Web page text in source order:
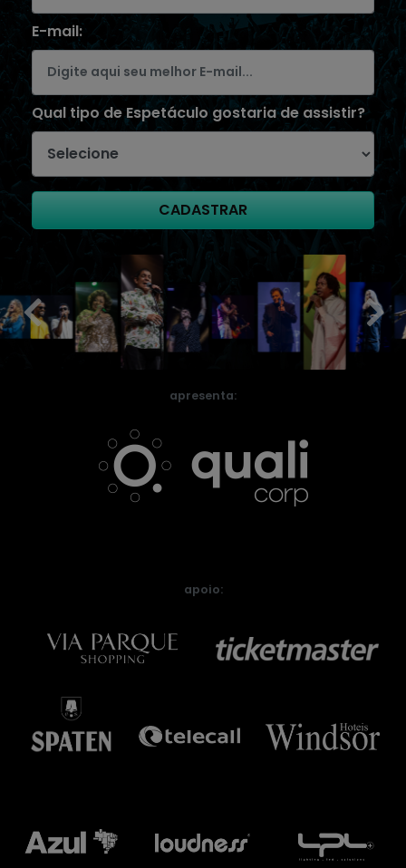
E-mail:
Qual tipo de Espetáculo gostaria de assistir?
CADASTRAR
apresenta:
apoio: